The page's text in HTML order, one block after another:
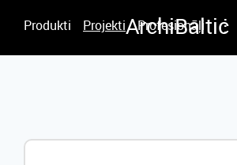
ArchiBaltic
Produkti Projekti Profesionāļi .
.
.